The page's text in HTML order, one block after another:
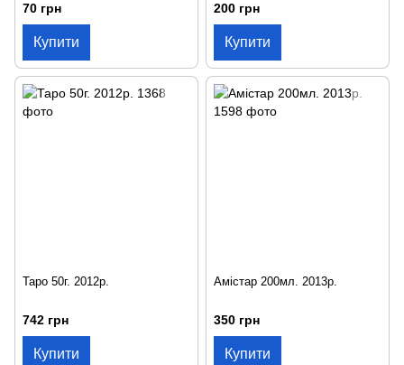
70 грн
Купити
200 грн
Купити
Таро 50г. 2012р.
742 грн
Купити
Амістар 200мл. 2013р.
350 грн
Купити